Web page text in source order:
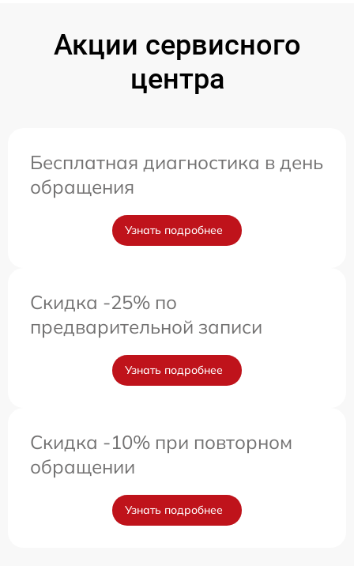
Акции сервисного
центра
Бесплатная диагностика в день
обращения
Узнать подробнее
Скидка -25% по
предварительной записи
Узнать подробнее
Скидка -10% при повторном
обращении
Узнать подробнее